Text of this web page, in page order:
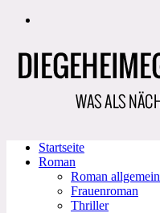
Zum
Startseite
Roman
Roman allgemein
Frauenroman
Thriller